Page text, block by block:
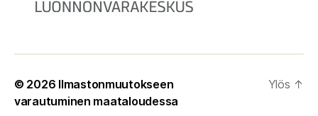
© 2026 Ilmastonmuutokseen
varautuminen maataloudessa
Ylös ↑